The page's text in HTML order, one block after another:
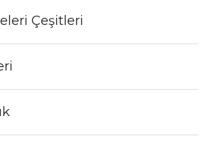
Çeşitleri